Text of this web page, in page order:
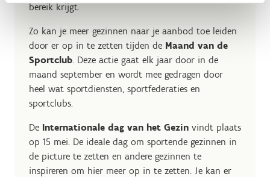
bereik krijgt.
Zo kan je meer gezinnen naar je aanbod toe leiden
door er op in te zetten tijden de Maand van de
Sportclub . Deze actie gaat elk jaar door in de
maand september en wordt mee gedragen door
heel wat sportdiensten, sportfederaties en
sportclubs.
De Internationale dag van het Gezin vindt plaats
op 15 mei. De ideale dag om sportende gezinnen in
de picture te zetten en andere gezinnen te
inspireren om hier meer op in te zetten. Je kan er